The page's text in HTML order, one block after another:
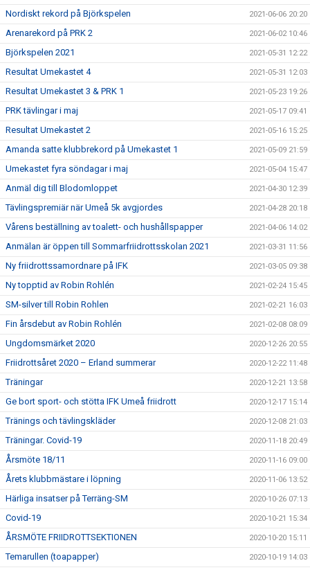
Nordiskt rekord på Björkspelen 2021-06-06 20:20
Arenarekord på PRK 2 2021-06-02 10:46
Björkspelen 2021 2021-05-31 12:22
Resultat Umekastet 4 2021-05-31 12:03
Resultat Umekastet 3 & PRK 1 2021-05-23 19:26
PRK tävlingar i maj 2021-05-17 09:41
Resultat Umekastet 2 2021-05-16 15:25
Amanda satte klubbrekord på Umekastet 1 2021-05-09 21:59
Umekastet fyra söndagar i maj 2021-05-04 15:47
Anmäl dig till Blodomloppet 2021-04-30 12:39
Tävlingspremiär när Umeå 5k avgjordes 2021-04-28 20:18
Vårens beställning av toalett- och hushållspapper 2021-04-06 14:02
Anmälan är öppen till Sommarfriidrottsskolan 2021 2021-03-31 11:56
Ny friidrottssamordnare på IFK 2021-03-05 09:38
Ny topptid av Robin Rohlén 2021-02-24 15:45
SM-silver till Robin Rohlen 2021-02-21 16:03
Fin årsdebut av Robin Rohlén 2021-02-08 08:09
Ungdomsmärket 2020 2020-12-26 20:55
Friidrottsåret 2020 – Erland summerar 2020-12-22 11:48
Träningar 2020-12-21 13:58
Ge bort sport- och stötta IFK Umeå friidrott 2020-12-17 15:14
Tränings och tävlingskläder 2020-12-08 21:03
Träningar. Covid-19 2020-11-18 20:49
Årsmöte 18/11 2020-11-16 09:00
Årets klubbmästare i löpning 2020-11-06 13:52
Härliga insatser på Terräng-SM 2020-10-26 07:13
Covid-19 2020-10-21 15:34
ÅRSMÖTE FRIIDROTTSEKTIONEN 2020-10-20 15:11
Temarullen (toapapper) 2020-10-19 14:03